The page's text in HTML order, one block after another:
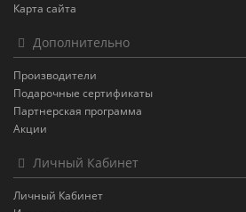
Карта сайта
Дополнительно
Производители
Подарочные сертификаты
Партнерская программа
Акции
Личный Кабинет
Личный Кабинет